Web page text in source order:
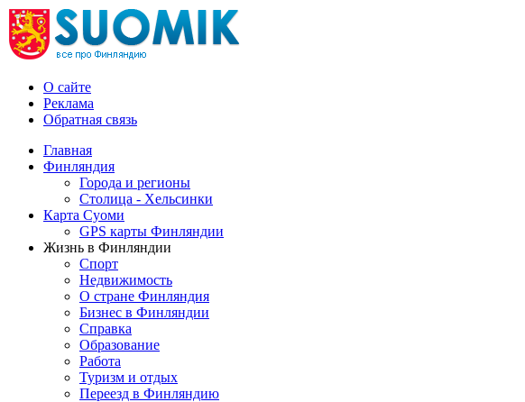
О сайте
Реклама
Обратная связь
Главная
Финляндия
Города и регионы
Столица - Хельсинки
Карта Суоми
GPS карты Финляндии
Жизнь в Финляндии
Спорт
Недвижимость
О стране Финляндия
Бизнес в Финляндии
Справка
Образование
Работа
Туризм и отдых
Переезд в Финляндию